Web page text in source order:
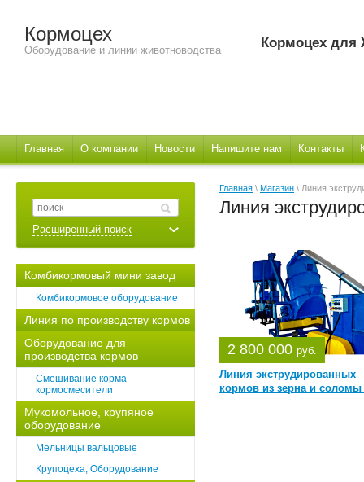
Кормоцех
Оборудование и линии животноводства Кормоцех для
Главная О компании Новости Напишите нам Контакты
Расширенный поиск
Комбикормовый мини завод
Комбикормовое оборудование
Линия по производству кормов
Оборудование для
производства кормов
Смешивание корма -
кормосмесители
Мукомольное, крупяное
оборудование
Мельницы вальцовые
Крупоцеха, Оборудование
Главная \ Магазин \ Линия
Линия
2 800 000 руб.
Линия экструдированных
кормов из зерна и соломы